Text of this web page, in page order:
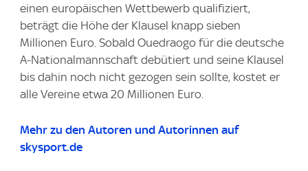
einen europäischen Wettbewerb qualifiziert,
beträgt die Höhe der Klausel knapp sieben
Millionen Euro. Sobald Ouedraogo für die deutsche
A-Nationalmannschaft debütiert und seine Klausel
bis dahin noch nicht gezogen sein sollte, kostet er
alle Vereine etwa 20 Millionen Euro.
Mehr zu den Autoren und Autorinnen auf
skysport.de